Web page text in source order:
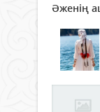
Әженің